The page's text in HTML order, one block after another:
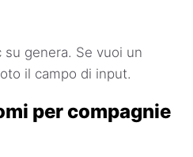
genera. Se vuoi un
il campo di input.
per compagnie